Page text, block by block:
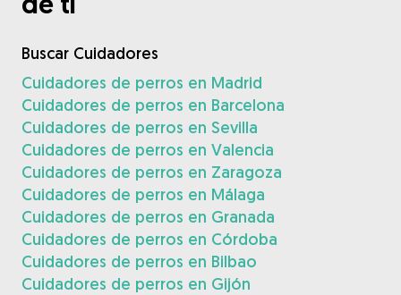
Buscar Cuidadores
Cuidadores de perros en Madrid
Cuidadores de perros en Barcelona
Cuidadores de perros en Sevilla
Cuidadores de perros en Valencia
Cuidadores de perros en Zaragoza
Cuidadores de perros en Málaga
Cuidadores de perros en Granada
Cuidadores de perros en Córdoba
Cuidadores de perros en Bilbao
Cuidadores de perros en Gijón